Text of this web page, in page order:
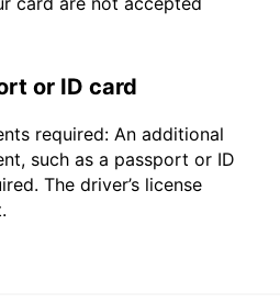
or ID card
required: An additional
such as a passport or ID
The driver’s license